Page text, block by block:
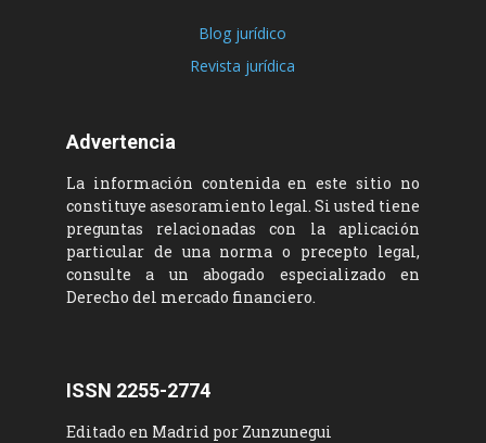
Blog jurídico
Revista jurídica
Advertencia
La información contenida en este sitio no
constituye asesoramiento legal. Si usted tiene
preguntas relacionadas con la aplicación
particular de una norma o precepto legal,
consulte a un abogado especializado en
Derecho del mercado financiero.
ISSN 2255-2774
Editado en Madrid por Zunzunegui